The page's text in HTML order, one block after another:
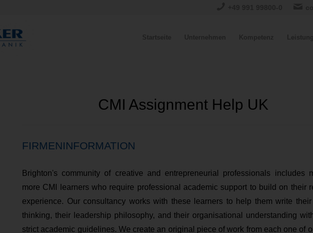
CMI Assignment Help UK
FIRMENINFORMATION
Brighton's community of creative and entrepreneurial professionals includes
more CMI learners who require professional academic support to build on their
experience. Our consultancy works with these learners to help them write their
thinking, their leadership philosophy, and their organisational understanding
strict academic guidelines. We create an original piece of work from each one of